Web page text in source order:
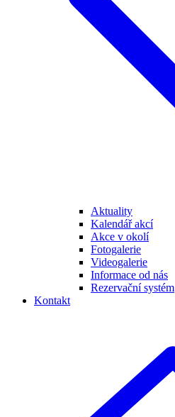
Aktuality
Kalendář akcí
Akce v okolí
Fotogalerie
Videogalerie
Informace od nás
Rezervační systém
Kontakt